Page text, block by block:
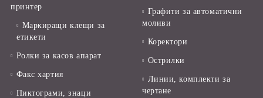
принтер
Маркиращи клещи за
етикети
Ролки за касов апарат
Факс хартия
Пиктограми, знаци
Графити за автоматични
моливи
Коректори
Острилки
Линии, комплекти за
чертане